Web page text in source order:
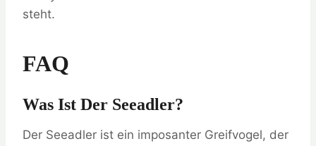
steht.
FAQ
Was Ist Der Seeadler?
Der Seeadler ist ein imposanter Greifvogel, der